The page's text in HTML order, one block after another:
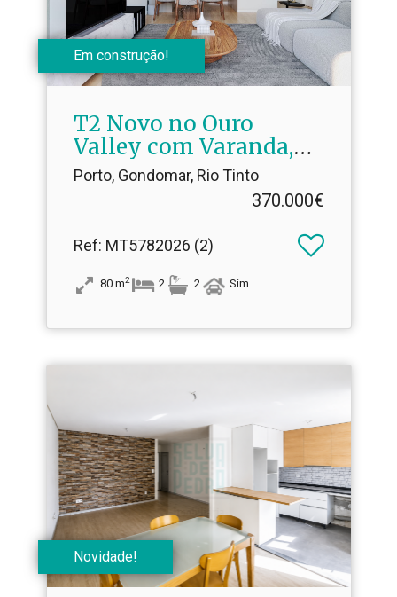
Em construção!
T2 Novo no Ouro
Valley com Varanda,
Garagem e Excelentes
Acabamentos
Porto, Gondomar, Rio Tinto
370.000€
Ref: MT5782026 (2)
80 m2 2 2 Sim
Novidade!